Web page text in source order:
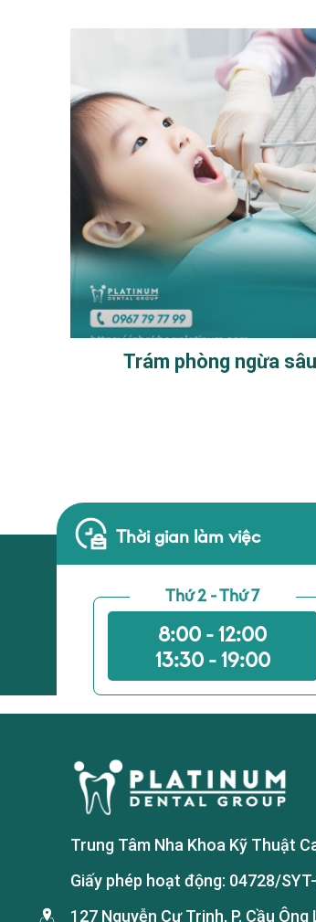
Trám phòng ngừa
Thời gian làm việc
Thứ 2 - Thứ 7
8:00 - 12:00
13:30 - 19:00
Trung Tâm Nha Khoa Kỹ Thuật
Giấy phép hoạt động: 04728/
127 Nguyễn Cư Trinh, P. Cầu Ông